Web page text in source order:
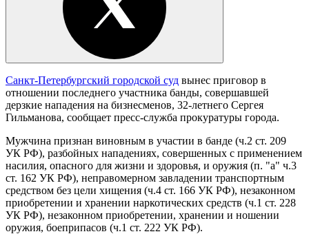
Санкт-Петербургский городской суд вынес приговор в
отношении последнего участника банды, совершавшей
дерзкие нападения на бизнесменов, 32-летнего Сергея
Гильманова, сообщает пресс-служба прокуратуры города.
Мужчина признан виновным в участии в банде (ч.2 ст. 209
УК РФ), разбойных нападениях, совершенных с применением
насилия, опасного для жизни и здоровья, и оружия (п. "а" ч.3
ст. 162 УК РФ), неправомерном завладении транспортным
средством без цели хищения (ч.4 ст. 166 УК РФ), незаконном
приобретении и хранении наркотических средств (ч.1 ст. 228
УК РФ), незаконном приобретении, хранении и ношении
оружия, боеприпасов (ч.1 ст. 222 УК РФ).